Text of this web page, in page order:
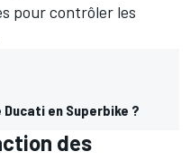
pour contrôler les
en Superbike ?
des